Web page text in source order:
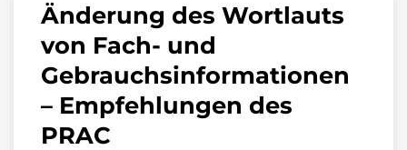
Änderung des Wortlauts
von Fach- und
Gebrauchsinformationen
– Empfehlungen des
PRAC